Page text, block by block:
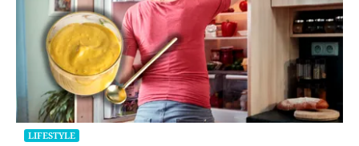
LIFESTYLE